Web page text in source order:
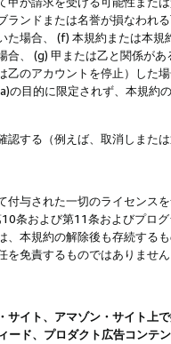
ランドまたは名誉が損なわれ
た場合、 (f) 本規約または本
合、 (g) 甲または乙と関係が
乙のアカウントを停止）した
の目的に限定されず、本規
認する（例えば、取消しまた
付与された一切のライセンス
条および第11条およびプロ
、本規約の解除後も存続する
を免責するものではありませ
サイト、アマゾン・サイト上
ド、プロダクト広告コンテ